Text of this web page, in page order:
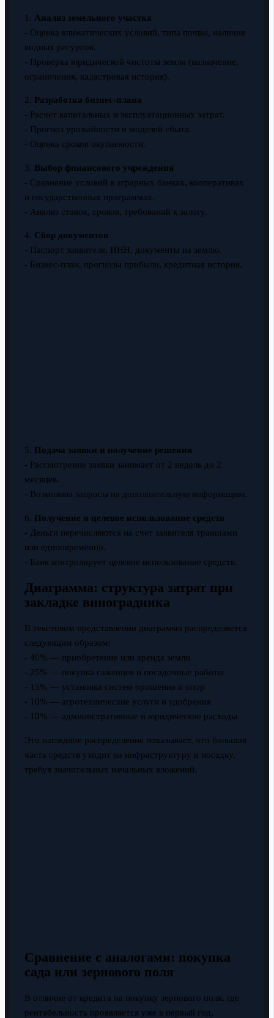
1. Анализ земельного участка
- Оценка климатических условий, типа почвы, наличия
водных ресурсов.
- Проверка юридической чистоты земли (назначение,
ограничения, кадастровая история).
2. Разработка бизнес-плана
- Расчет капитальных и эксплуатационных затрат.
- Прогноз урожайности и моделей сбыта.
- Оценка сроков окупаемости.
3. Выбор финансового учреждения
- Сравнение условий в аграрных банках, кооперативах
и государственных программах.
- Анализ ставок, сроков, требований к залогу.
4. Сбор документов
- Паспорт заявителя, ИНН, документы на землю.
- Бизнес-план, прогнозы прибыли, кредитная история.
5. Подача заявки и получение решения
- Рассмотрение заявки занимает от 2 недель до 2
месяцев.
- Возможны запросы на дополнительную информацию.
6. Получение и целевое использование средств
- Деньги перечисляются на счет заявителя траншами
или единовременно.
- Банк контролирует целевое использование средств.
Диаграмма: структура затрат при
закладке виноградника
В текстовом представлении диаграмма распределяется
следующим образом:
- 40% — приобретение или аренда земли
- 25% — покупка саженцев и посадочные работы
- 15% — установка систем орошения и опор
- 10% — агротехнические услуги и удобрения
- 10% — административные и юридические расходы
Это наглядное распределение показывает, что большая
часть средств уходит на инфраструктуру и посадку,
требуя значительных начальных вложений.
Сравнение с аналогами: покупка
сада или зернового поля
В отличие от кредита на покупку зернового поля, где
рентабельность проявляется уже в первый год,